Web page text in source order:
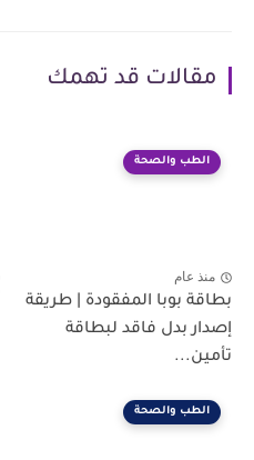
مقالات قد تهمك
الطب والصحة
منذ عام
بطاقة بوبا المفقودة | طريقة
إصدار بدل فاقد لبطاقة
تأمين...
الطب والصحة